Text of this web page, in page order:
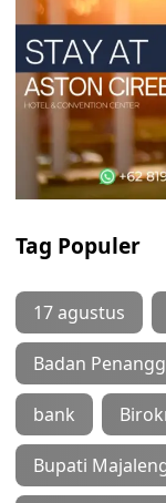
Tag Populer
17 agustus
Badan
bank
Bupati